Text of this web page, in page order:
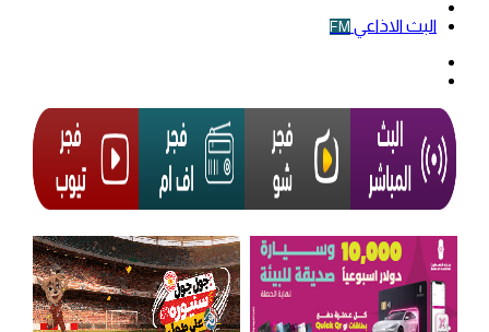
البث الاذاعي FM